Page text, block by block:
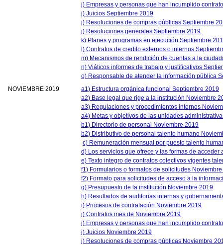
j) Empresas y personas que han incumplido
j) Juicios Septiembre 2019
j) Resoluciones de compras públicas Septiembre
j) Resoluciones generales Septiembre 2019
k) Planes y programas en ejecución Septiembre
l) Contratos de credito externos o internos
m) Mecanismos de rendición de cuentas a la
n) Viáticos informes de trabajo y justificativos
o) Responsable de atender la información pública
NOVIEMBRE 2019
a1) Estructura orgánica funcional Septiembre 2019
a2) Base legal que rige a la institución Noviembre
a3) Regulaciones y procedimientos internos
a4) Metas y objetivos de las unidades
b1) Directorio de personal Noviembre 2019
b2) Distributivo de personal talento humano
c) Remuneración mensual por puesto talento
d) Los servicios que ofrece y las formas de acceder
e) Texto integro de contratos colectivos vigentes
f1) Formularios o formatos de solicitudes
f2) Formato para solicitudes de acceso a la
g) Presupuesto de la institución Noviembre 2019
h) Resultados de auditorias internas y
i) Procesos de contratación Noviembre 2019
j) Contratos mes de Noviembre 2019
j) Empresas y personas que han incumplido
j) Juicios Noviembre 2019
j) Resoluciones de compras públicas Noviembre